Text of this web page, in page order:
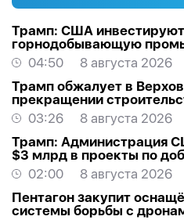
Трамп: США
горнодобывающую
04:50
8 августа 2026
Трамп обжалует в
прекращении
Белом доме
03:26
8 августа 2026
Трамп: Администрация
$3 млрд в проекты по
ископаемых
02:00
8 августа 2026
Пентагон закупит
системы борьбы с